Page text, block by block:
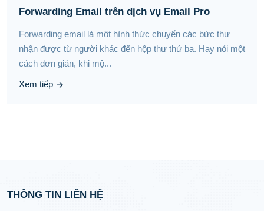
Forwarding Email trên dịch vụ Email Pro
Forwarding email là một hình thức chuyển các bức thư
nhận được từ người khác đến hộp thư thứ ba. Hay nói một
cách đơn giản, khi mộ...
Xem tiếp
THÔNG TIN LIÊN HỆ